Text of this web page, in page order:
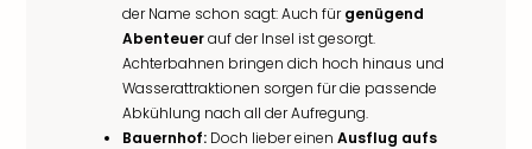
der Name schon sagt: Auch fürgenügend
Abenteuerauf der Insel ist gesorgt.
Achterbahnen bringen dich hoch hinaus und
Wasserattraktionen sorgen für die passende
Abkühlung nach all der Aufregung.
Bauernhof: Doch lieber einen Ausflug aufs